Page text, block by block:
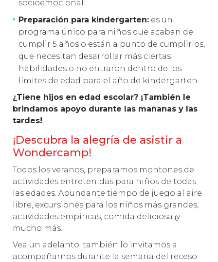
socioemocional.
Preparación para kindergarten: es un
programa único para niños que acaban de
cumplir 5 años o están a punto de cumplirlos,
que necesitan desarrollar más ciertas
habilidades o no entraron dentro de los
límites de edad para el año de kindergarten.
¿Tiene hijos en edad escolar? ¡También le
brindamos apoyo durante las mañanas y las
tardes!
¡Descubra la alegría de asistir a
Wondercamp!
Todos los veranos, preparamos montones de
actividades entretenidas para niños de todas
las edades. Abundante tiempo de juego al aire
libre, excursiones para los niños más grandes,
actividades empíricas, comida deliciosa ¡y
mucho más!
Vea un adelanto: también lo invitamos a
acompañarnos durante la semana del receso